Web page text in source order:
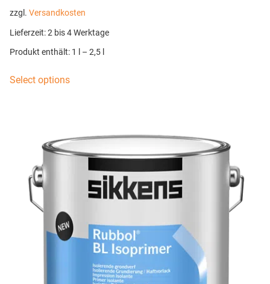
zzgl. Versandkosten
Lieferzeit:2 bis 4 Werktage
Produkt enthält: 1
– 2,5
Select options